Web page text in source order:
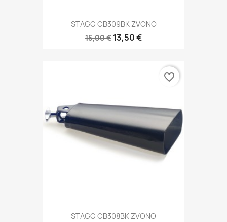
STAGG CB309BK ZVONO
15,00 € 13,50 €
STAGG CB308BK ZVONO
favorite_border